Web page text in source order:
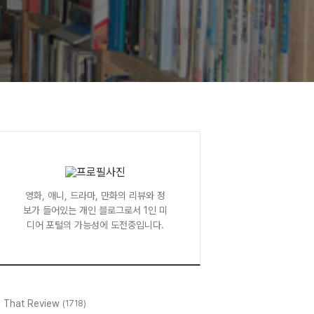
영화, 애니, 드라마, 만화의 리뷰와 정
보가 들어있는 개인 블로그로서 1인 미
디어 포털의 가능성에 도전중입니다.
That Review (1718)